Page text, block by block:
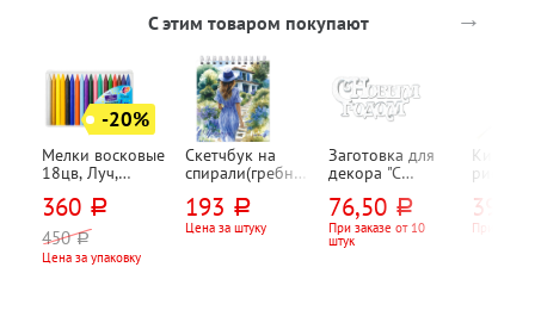
С этим товаром покупают →
-20%
Мелки восковые
18цв, Луч,
палитра",
диаметр
грифеля 9,5мм,
картон. уп., +
360 руб.
450 руб.
Цена за упаковку
Скетчбук на
спирали(гребне),
офсет, Светоч,
"Лавандовые
193 руб.
Цена за штуку
Заготовка для
декора "С
пенополистирол
, 30см
76,50 руб.
При заказе от 10
штук
Кисть
круглая
39,10
При